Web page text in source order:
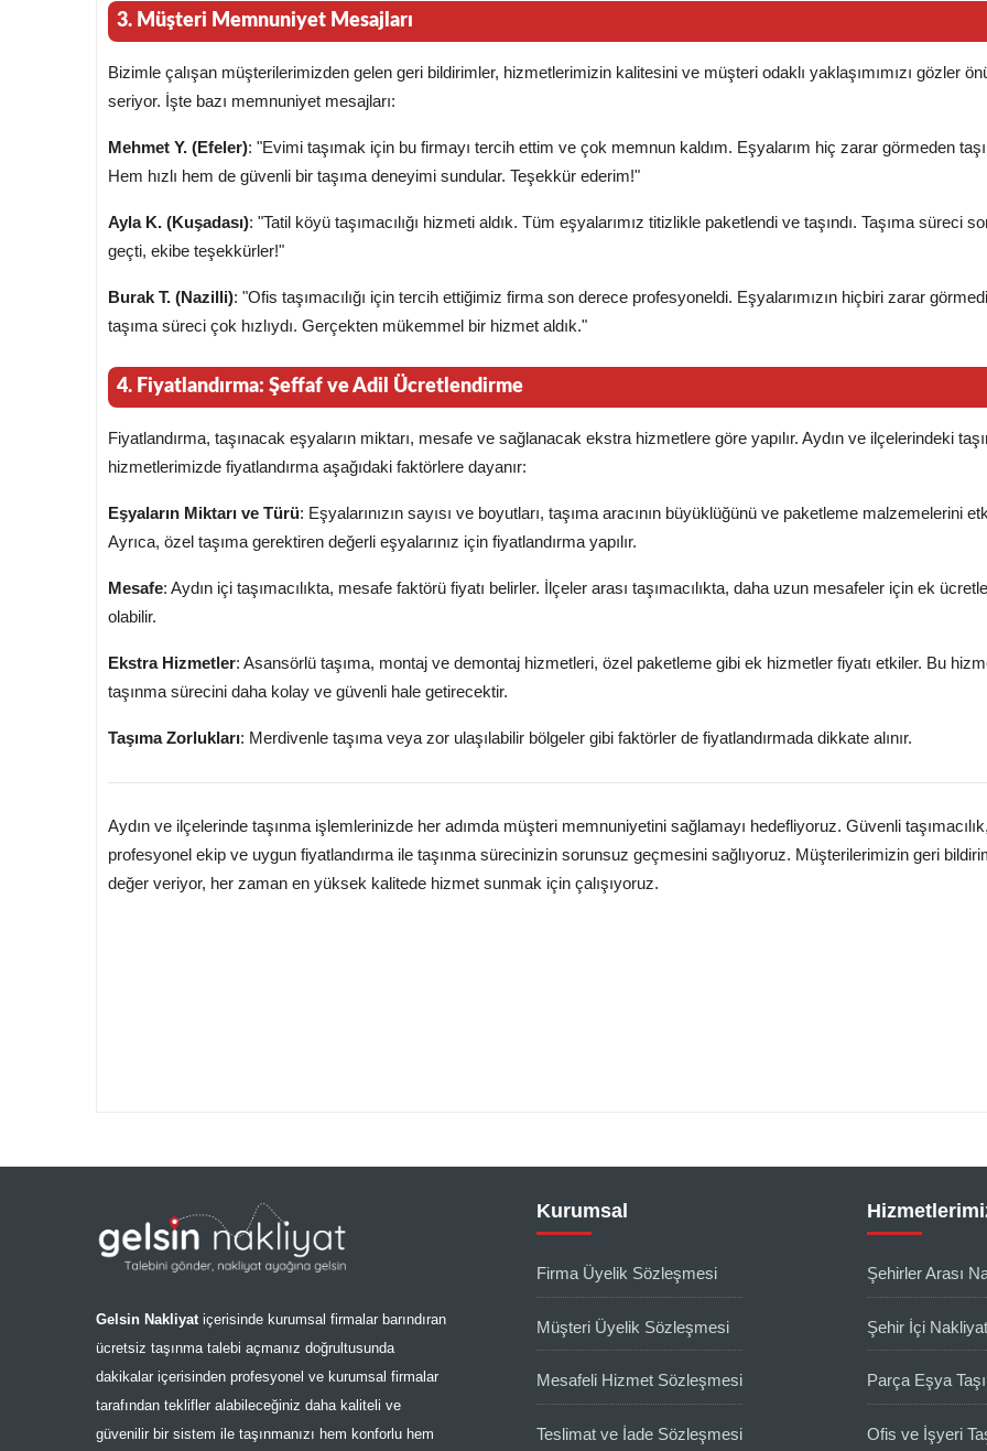
3. Müşteri Memnuniyet Mesajları
Bizimle çalışan müşterilerimizden gelen geri bildirimler, hizmetlerimizin kalitesini ve müşteri odaklı yaklaşımımızı gözler
seriyor. İşte bazı memnuniyet mesajları:
Mehmet Y. (Efeler): "Evimi taşımak için bu firmayı tercih ettim ve çok memnun kaldım. Eşyalarım hiç zarar görmeden
Hem hızlı hem de güvenli bir taşıma deneyimi sundular. Teşekkür ederim!"
Ayla K. (Kuşadası): "Tatil köyü taşımacılığı hizmeti aldık. Tüm eşyalarımız titizlikle paketlendi ve taşındı. Taşıma süreci
geçti, ekibe teşekkürler!"
Burak T. (Nazilli): "Ofis taşımacılığı için tercih ettiğimiz firma son derece profesyoneldi. Eşyalarımızın hiçbiri zarar
taşıma süreci çok hızlıydı. Gerçekten mükemmel bir hizmet aldık."
4. Fiyatlandırma: Şeffaf ve Adil Ücretlendirme
Fiyatlandırma, taşınacak eşyaların miktarı, mesafe ve sağlanacak ekstra hizmetlere göre yapılır. Aydın ve ilçelerindeki
hizmetlerimizde fiyatlandırma aşağıdaki faktörlere dayanır:
Eşyaların Miktarı ve Türü: Eşyalarınızın sayısı ve boyutları, taşıma aracının büyüklüğünü ve paketleme malzemelerini
Ayrıca, özel taşıma gerektiren değerli eşyalarınız için fiyatlandırma yapılır.
Mesafe: Aydın içi taşımacılıkta, mesafe faktörü fiyatı belirler. İlçeler arası taşımacılıkta, daha uzun mesafeler için ek
olabilir.
Ekstra Hizmetler: Asansörlü taşıma, montaj ve demontaj hizmetleri, özel paketleme gibi ek hizmetler fiyatı etkiler. Bu
taşınma sürecini daha kolay ve güvenli hale getirecektir.
Taşıma Zorlukları: Merdivenle taşıma veya zor ulaşılabilir bölgeler gibi faktörler de fiyatlandırmada dikkate alınır.
Aydın ve ilçelerinde taşınma işlemlerinizde her adımda müşteri memnuniyetini sağlamayı hedefliyoruz. Güvenli taşımacılık,
profesyonel ekip ve uygun fiyatlandırma ile taşınma sürecinizin sorunsuz geçmesini sağlıyoruz. Müşterilerimizin geri
değer veriyor, her zaman en yüksek kalitede hizmet sunmak için çalışıyoruz.
Gelsin Nakliyatiçerisinde kurumsal firmalar barındıran
ücretsiz taşınma talebi açmanız doğrultusunda
dakikalar içerisinden profesyonel ve kurumsal firmalar
tarafından teklifler alabileceğiniz daha kaliteli ve
güvenilir bir sistem ile taşınmanızı hem konforlu hem
Kurumsal
Firma Üyelik Sözleşmesi
Müşteri Üyelik Sözleşmesi
Mesafeli Hizmet Sözleşmesi
Teslimat ve İade Sözleşmesi
Şehirler Arası
Şehir İçi Nakliyat
Parça Eşya
Ofis ve İşyeri